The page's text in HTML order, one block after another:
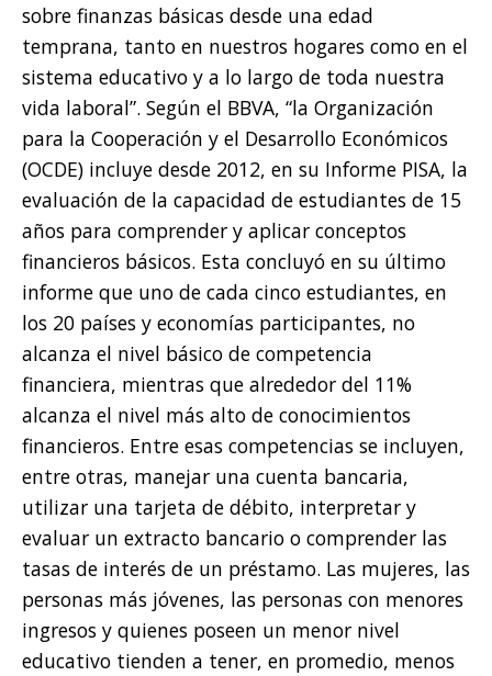
sobre finanzas básicas desde una edad
temprana, tanto en nuestros hogares como en el
sistema educativo y a lo largo de toda nuestra
vida laboral”. Según el BBVA, “la Organización
para la Cooperación y el Desarrollo Económicos
(OCDE) incluye desde 2012, en su Informe PISA, la
evaluación de la capacidad de estudiantes de 15
años para comprender y aplicar conceptos
financieros básicos. Esta concluyó en su último
informe que uno de cada cinco estudiantes, en
los 20 países y economías participantes, no
alcanza el nivel básico de competencia
financiera, mientras que alrededor del 11%
alcanza el nivel más alto de conocimientos
financieros. Entre esas competencias se incluyen,
entre otras, manejar una cuenta bancaria,
utilizar una tarjeta de débito, interpretar y
evaluar un extracto bancario o comprender las
tasas de interés de un préstamo. Las mujeres, las
personas más jóvenes, las personas con menores
ingresos y quienes poseen un menor nivel
educativo tienden a tener, en promedio, menos